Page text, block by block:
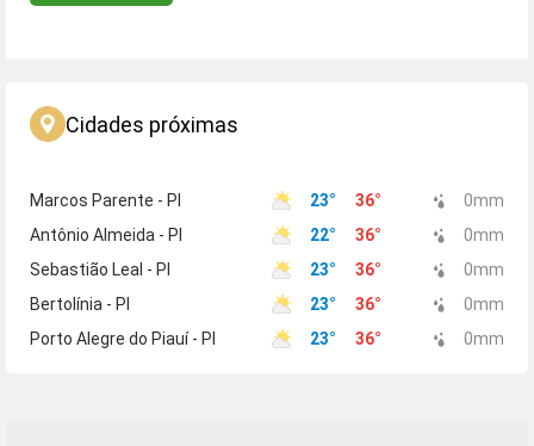
Cidades próximas
Marcos Parente - PI 23° 36° 0mm
Antônio Almeida - PI
22° 36° 0mm
Sebastião Leal - PI
23° 36° 0mm
Bertolínia - PI
23° 36° 0mm
Porto Alegre do Piauí - PI
23° 36° 0mm